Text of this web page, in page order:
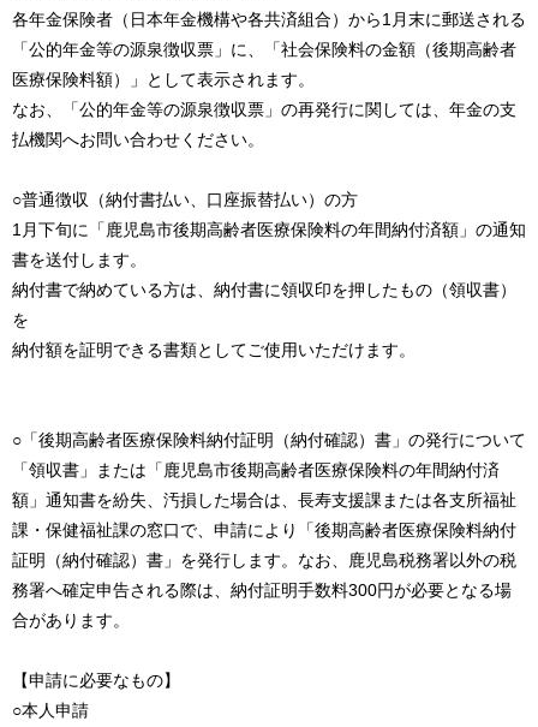
各年金保険者（日本年金機構や各共済組合）から1月末に郵送される
「公的年金等の源泉徴収票」に、「社会保険料の金額（後期高齢者
医療保険料額）」として表示されます。
なお、「公的年金等の源泉徴収票」の再発行に関しては、年金の支
払機関へお問い合わせください。
○普通徴収（納付書払い、口座振替払い）の方
1月下旬に「鹿児島市後期高齢者医療保険料の年間納付済額」の通知
書を送付します。
納付書で納めている方は、納付書に領収印を押したもの（領収書）
を
納付額を証明できる書類としてご使用いただけます。
○「後期高齢者医療保険料納付証明（納付確認）書」の発行について
「領収書」または「鹿児島市後期高齢者医療保険料の年間納付済
額」通知書を紛失、汚損した場合は、長寿支援課または各支所福祉
課・保健福祉課の窓口で、申請により「後期高齢者医療保険料納付
証明（納付確認）書」を発行します。なお、鹿児島税務署以外の税
務署へ確定申告される際は、納付証明手数料300円が必要となる場
合があります。
【申請に必要なもの】
○本人申請